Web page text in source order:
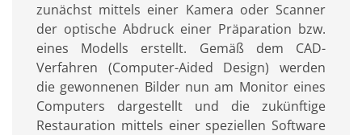
zunächst mittels einer Kamera oder Scanner
der optische Abdruck einer Präparation bzw.
eines Modells erstellt. Gemäß dem CAD-
Verfahren (Computer-Aided Design) werden
die gewonnenen Bilder nun am Monitor eines
Computers dargestellt und die zukünftige
Restauration mittels einer speziellen Software